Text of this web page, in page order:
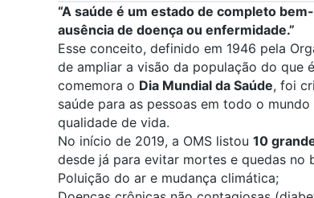
“A saúde é um estado de completo
ausência de doença ou enfermidade.”
Esse conceito, definido em 1946 pela
de ampliar a visão da população do que
comemora o Dia Mundial da Saúde, foi
saúde para as pessoas em todo o
qualidade de vida.
No início de 2019, a OMS listou 10
desde já para evitar mortes e quedas no
Poluição do ar e mudança climática;